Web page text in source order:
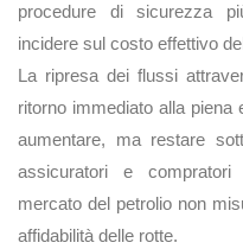
procedure di sicurezza
incidere sul costo effettivo
La ripresa dei flussi
ritorno immediato alla piena
aumentare, ma restare
assicuratori e
mercato del petrolio non
affidabilità delle rotte.